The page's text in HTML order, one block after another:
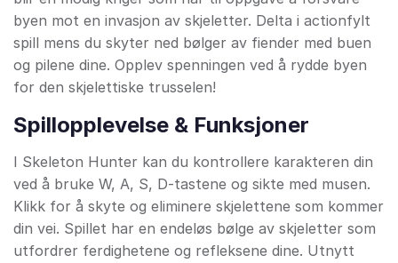
byen mot en invasjon av skjeletter. Delta i actionfylt
spill mens du skyter ned bølger av fiender med buen
og pilene dine. Opplev spenningen ved å rydde byen
for den skjelettiske trusselen!
Spillopplevelse & Funksjoner
I Skeleton Hunter kan du kontrollere karakteren din
ved å bruke W, A, S, D-tastene og sikte med musen.
Klikk for å skyte og eliminere skjelettene som kommer
din vei. Spillet har en endeløs bølge av skjeletter som
utfordrer ferdighetene og refleksene dine. Utnytt